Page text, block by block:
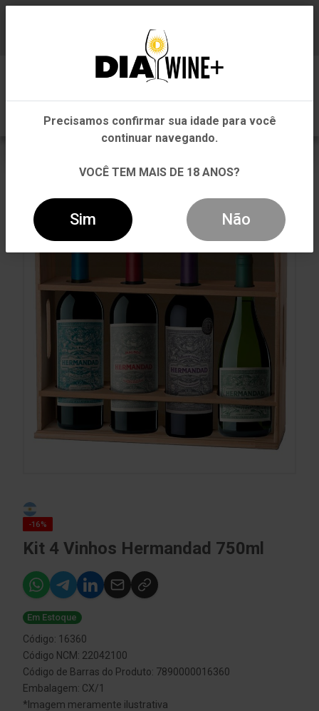
KIT 4 VINHOS HERMANDAD 750ML
-16%
Kit 4 Vinhos Hermandad 750ml
Em Estoque
Código: 16360
Código NCM: 22042100
Código de Barras do Produto: 7890000016360
Embalagem: CX/1
*Imagem meramente ilustrativa
Em que Estado você está?
Pernambuco
Outros Estados
Precisamos confirmar sua idade para você
continuar navegando.
VOCÊ TEM MAIS DE 18 ANOS?
Sim Não